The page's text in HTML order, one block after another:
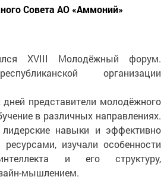
Совета АО «Аммоний»
XVIII Молодёжный форум.
организации
представители молодёжного
в различных направлениях.
навыки и эффективно
изучали особенности
и его структуру,
мышлением.